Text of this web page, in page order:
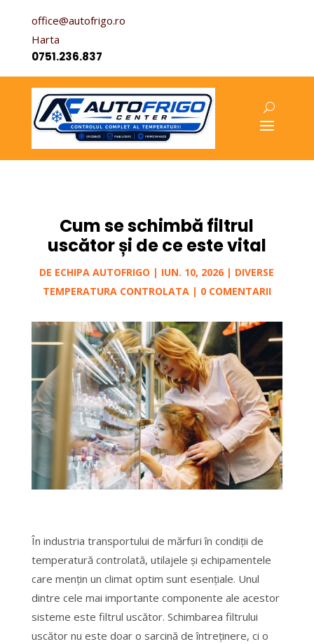
office@autofrigo.ro
Harta
0751.236.837
Cum se schimbă filtrul
uscător și de ce este vital
DE ECHIPA AUTOFRIGO | IUN. 10, 2026 | DIVERSE
TEMPERATURA CONTROLATA| 0 COMENTARII
În industria transportului de mărfuri în condiții de
temperatură controlată, utilajele și echipamentele
care mențin un climat optim sunt esențiale. Unul
dintre cele mai importante componente ale acestor
sisteme este filtrul uscător. Schimbarea filtrului
uscător nu este doar o sarcină de întreținere, ci o